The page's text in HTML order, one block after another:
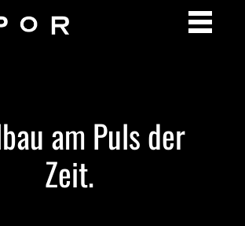
am Puls der
Zeit.